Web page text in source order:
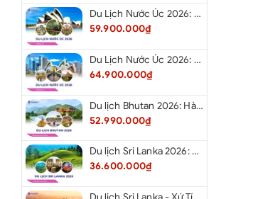
Du Lịch Nước Úc 2026: Hà Nội - Sydney- Canberra - Melbourne - Hà Nội
59.900.000₫
Du Lịch Nước Úc 2026: Hà Nội - Melbourne - Canberra - Sydney - Hà Nội
64.900.000₫
Du lịch Bhutan 2026: Hà Nội - Bhutan - Paro - Thimphu - Punakha
52.990.000₫
Du lịch Sri Lanka 2026: Khám Phá Xứ Tích Lan
36.600.000₫